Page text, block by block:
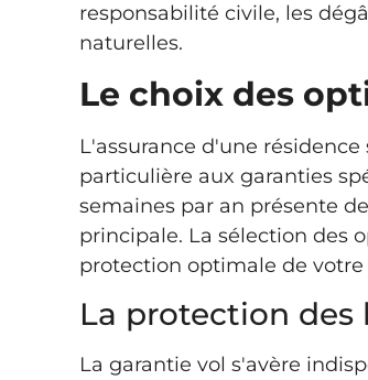
responsabilité civile, les
naturelles.
Le choix des
L'assurance d'une
particulière aux garanties
semaines par an présente
principale. La sélection des
protection optimale de
La protection des
La garantie vol s'avère